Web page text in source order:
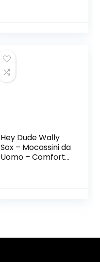
Hey Dude Wally
Sox – Mocassini da
Uomo – Comfort